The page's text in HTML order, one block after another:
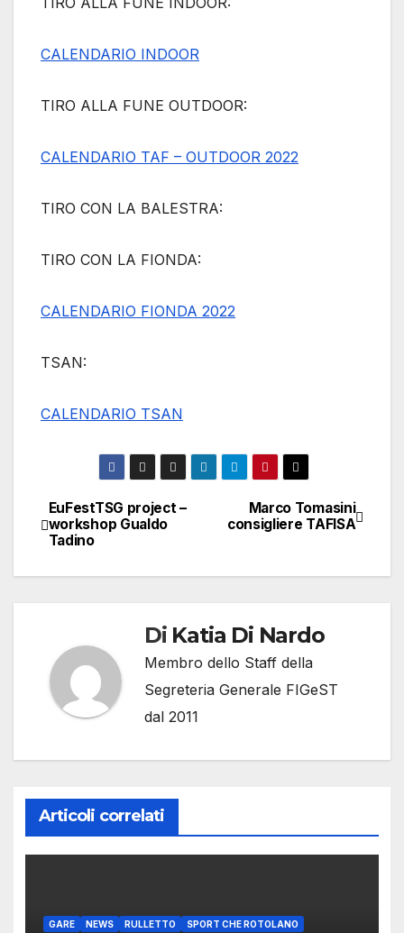
CALENDARIO INDOOR
TIRO ALLA FUNE OUTDOOR:
CALENDARIO TAF – OUTDOOR 2022
TIRO CON LA BALESTRA:
TIRO CON LA FIONDA:
CALENDARIO FIONDA 2022
TSAN:
CALENDARIO TSAN
Navigazione
articoli
Marco Tomasini
consigliere TAFISA
EuFestTSG project –
workshop Gualdo
Tadino
Di Katia Di Nardo
Membro dello Staff della
Segreteria Generale FIGeST
dal 2011
Articoli correlati
GARE NEWS RULLETTO SPORT CHE ROTOLANO